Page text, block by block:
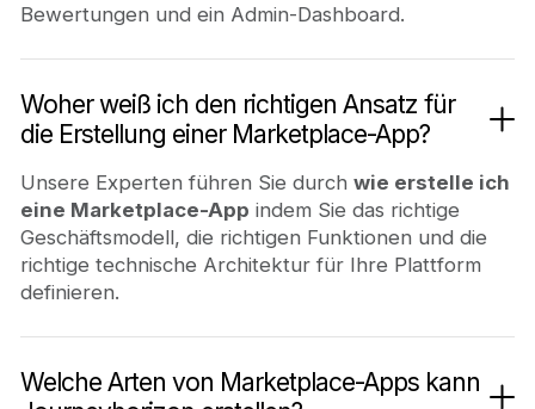
Bewertungen und ein Admin-Dashboard.
Woher weiß ich den richtigen Ansatz für
die Erstellung einer Marketplace-App?
Unsere Experten führen Sie durch wie erstelle ich
eine Marketplace-App indem Sie das richtige
Geschäftsmodell, die richtigen Funktionen und die
richtige technische Architektur für Ihre Plattform
definieren.
Welche Arten von Marketplace-Apps kann